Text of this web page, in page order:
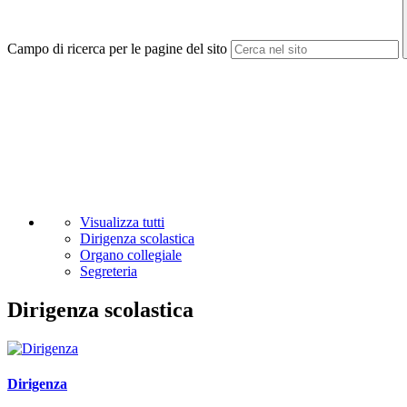
Campo di ricerca per le pagine del sito
Visualizza tutti
Dirigenza scolastica
Organo collegiale
Segreteria
Dirigenza scolastica
Dirigenza